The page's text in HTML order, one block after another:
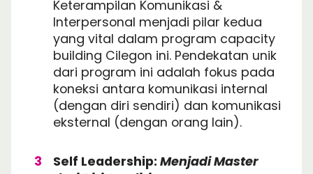
Keterampilan Komunikasi &
Interpersonal menjadi pilar kedua
yang vital dalam program capacity
building Cilegon ini. Pendekatan unik
dari program ini adalah fokus pada
koneksi antara komunikasi internal
(dengan diri sendiri) dan komunikasi
eksternal (dengan orang lain).
Self Leadership: Menjadi Master